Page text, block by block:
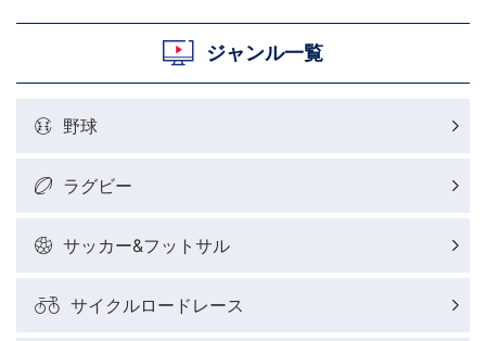
ジャンル一覧
野球
ラグビー
サッカー&フットサル
サイクルロードレース